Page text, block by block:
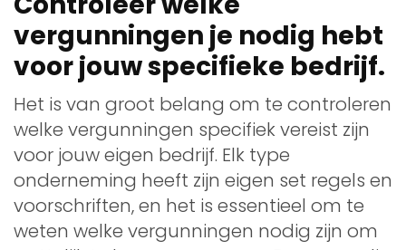
vergunningen je nodig hebt
voor jouw specifieke bedrijf.
Het is van groot belang om te controleren
welke vergunningen specifiek vereist zijn
voor jouw eigen bedrijf. Elk type
onderneming heeft zijn eigen set regels en
voorschriften, en het is essentieel om te
weten welke vergunningen nodig zijn om